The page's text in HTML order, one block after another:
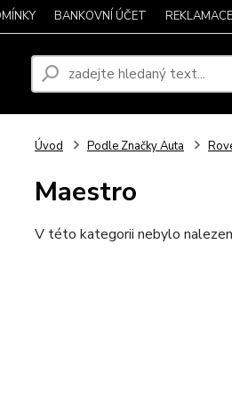
BANKOVNÍ ÚČET
Úvod Podle Značky Auta
Maestro
V této kategorii nebylo